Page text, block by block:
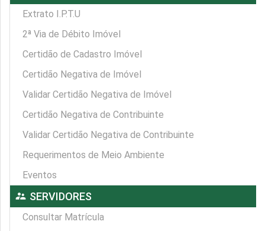
Extrato I.P.T.U
2ª Via de Débito Imóvel
Certidão de Cadastro Imóvel
Certidão Negativa de Imóvel
Validar Certidão Negativa de Imóvel
Certidão Negativa de Contribuinte
Validar Certidão Negativa de Contribuinte
Requerimentos de Meio Ambiente
Eventos
supervisor_account SERVIDORES
Consultar Matrícula